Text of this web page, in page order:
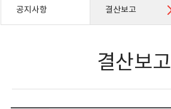
공지사항 결산보고
결산보고